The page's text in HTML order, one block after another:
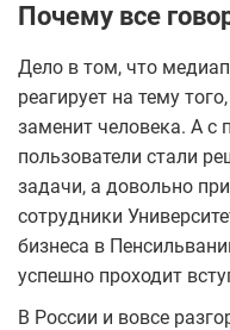
Почему все
Дело в том, что
реагирует на тему
заменит человека. А
пользователи стали
задачи, а довольно
сотрудники
бизнеса в
успешно проходит
В России и вовсе